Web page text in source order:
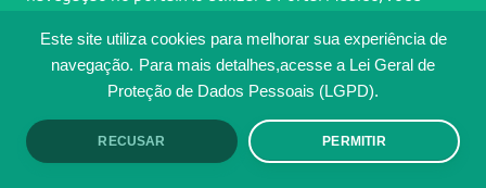
Este site utiliza cookies para melhorar sua experiência de
navegação. Para mais detalhes,acesse a Lei Geral de
Proteção de Dados Pessoais (LGPD).
RECUSAR PERMITIR
MAPA DO SITE
TRANSPARÊNCIA E PRESTAÇÃO DE
CONTAS
Para ter mais informações sobre como isso é feito, acesse
Política de cookies. Se você concorda, clique em ACEITO.
ACEITO